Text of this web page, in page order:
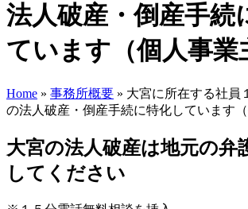
法人破産・倒産手続
ています（個人事業
Home » 事務所概要 » 大宮に所在する社員
の法人破産・倒産手続に特化しています（
大宮の法人破産は地元の弁
してください